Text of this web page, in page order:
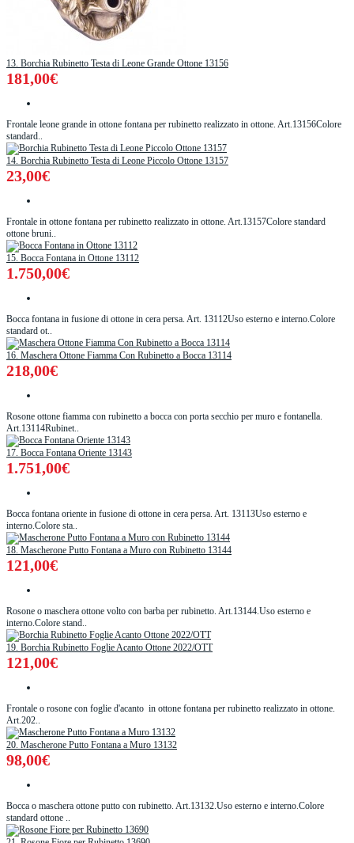
13. Borchia Rubinetto Testa di Leone Grande Ottone 13156
181,00€
Frontale leone grande in ottone fontana per rubinetto realizzato in ottone. Art.13156Colore
standard..
14. Borchia Rubinetto Testa di Leone Piccolo Ottone 13157
23,00€
Frontale in ottone fontana per rubinetto realizzato in ottone. Art.13157Colore standard
ottone bruni..
15. Bocca Fontana in Ottone 13112
1.750,00€
Bocca fontana in fusione di ottone in cera persa. Art. 13112Uso esterno e interno.Colore
standard ot..
16. Maschera Ottone Fiamma Con Rubinetto a Bocca 13114
218,00€
Rosone ottone fiamma con rubinetto a bocca con porta secchio per muro e fontanella.
Art.13114Rubinet..
17. Bocca Fontana Oriente 13143
1.751,00€
Bocca fontana oriente in fusione di ottone in cera persa. Art. 13113Uso esterno e
interno.Colore sta..
18. Mascherone Putto Fontana a Muro con Rubinetto 13144
121,00€
Rosone o maschera ottone volto con barba per rubinetto. Art.13144.Uso esterno e
interno.Colore stand..
19. Borchia Rubinetto Foglie Acanto Ottone 2022/OTT
121,00€
Frontale o rosone con foglie d'acanto in ottone fontana per rubinetto realizzato in ottone.
Art.202..
20. Mascherone Putto Fontana a Muro 13132
98,00€
Bocca o maschera ottone putto con rubinetto. Art.13132.Uso esterno e interno.Colore
standard ottone ..